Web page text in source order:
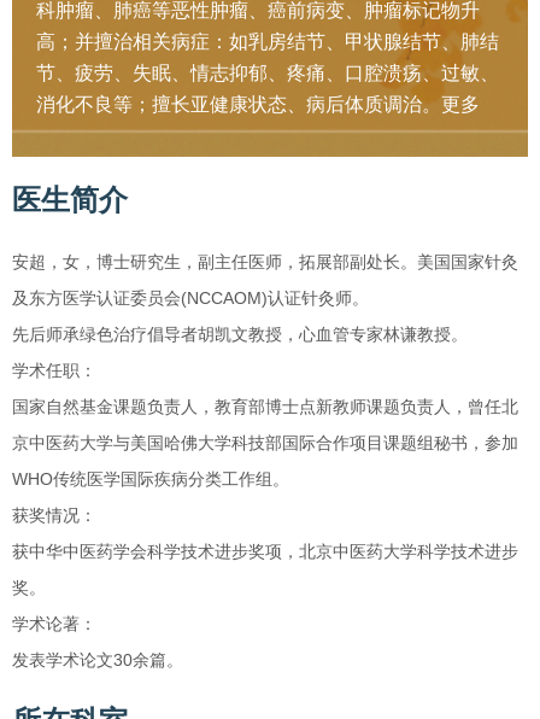
科肿瘤、肺癌等恶性肿瘤、癌前病变、肿瘤标记物升
高；并擅治相关病症：如乳房结节、甲状腺结节、肺结
节、疲劳、失眠、情志抑郁、疼痛、口腔溃疡、过敏、
消化不良等；擅长亚健康状态、病后体质调治。 更多
医生简介
安超，女，博士研究生，副主任医师，拓展部副处长。美国国家针灸
及东方医学认证委员会(NCCAOM)认证针灸师。
先后师承绿色治疗倡导者胡凯文教授，心血管专家林谦教授。
学术任职：
国家自然基金课题负责人，教育部博士点新教师课题负责人，曾任北
京中医药大学与美国哈佛大学科技部国际合作项目课题组秘书，参加
WHO传统医学国际疾病分类工作组。
获奖情况：
获中华中医药学会科学技术进步奖项，北京中医药大学科学技术进步
奖。
学术论著：
发表学术论文30余篇。